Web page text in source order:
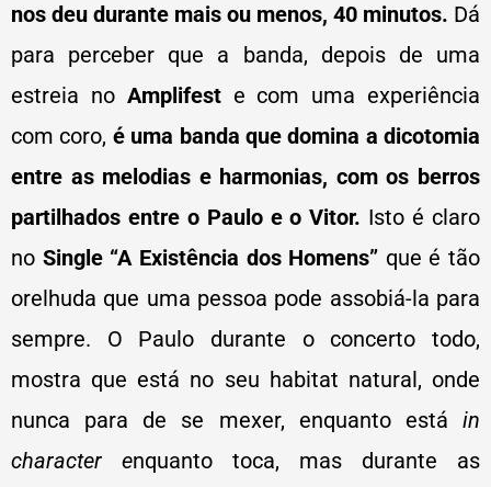
nos deu durante mais ou menos, 40 minutos. Dá
para perceber que a banda, depois de uma
estreia no Amplifeste com uma experiência
com coro, é uma banda que domina a dicotomia
entre as melodias e harmonias, com os berros
partilhados entre o Paulo e o Vitor. Isto é claro
no Single “A Existência dos Homens” que é tão
orelhuda que uma pessoa pode assobiá-la para
sempre. O Paulo durante o concerto todo,
mostra que está no seu habitat natural, onde
nunca para de se mexer, enquanto está in
character enquanto toca, mas durante as